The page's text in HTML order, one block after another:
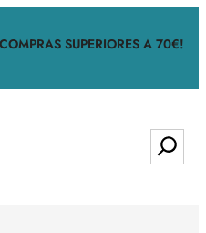
SUPERIORES A 70€!